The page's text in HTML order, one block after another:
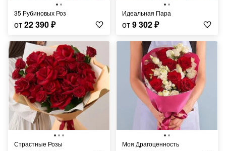
35 Рубиновых Роз
от22 390₽
Идеальная Пара
от9 302₽
Страстные Розы Моя Драгоценность